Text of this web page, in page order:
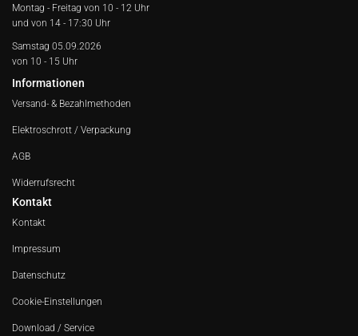
Montag - Freitag von 10 - 12 Uhr
und von 14 - 17:30 Uhr
Samstag 05.09.2026
von 10 - 15 Uhr
Informationen
Versand- & Bezahlmethoden
Elektroschrott / Verpackung
AGB
Widerrufsrecht
Kontakt
Kontakt
Impressum
Datenschutz
Cookie-Einstellungen
Download / Service